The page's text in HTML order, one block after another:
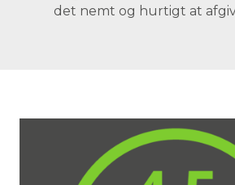
det nemt og hurtigt at